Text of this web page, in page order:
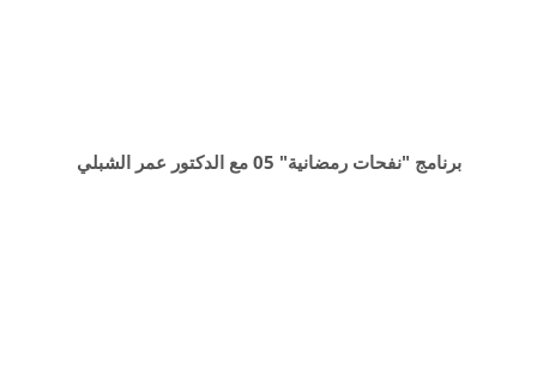
برنامج "نفحات رمضانية" 05 مع الدكتور عمر الشبلي